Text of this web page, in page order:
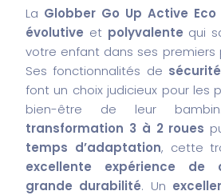
La Globber Go Up Active Eco
évolutive et polyvalente qui
votre enfant dans ses premiers
Ses fonctionnalités de sécurité
font un choix judicieux pour les
bien-être de leur
transformation 3 à 2 roues
temps d’adaptation, cette
excellente expérience de
grande durabilité. Un